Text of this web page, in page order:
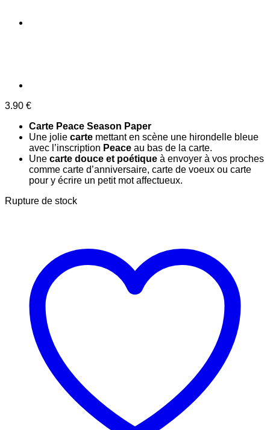
3.90 €
Carte Peace Season Paper
Une jolie carte mettant en scène une hirondelle bleue
avec l’inscription Peace au bas de la carte.
Une carte douce et poétique à envoyer à vos proches
comme carte d’anniversaire, carte de voeux ou carte
pour y écrire un petit mot affectueux.
Rupture de stock